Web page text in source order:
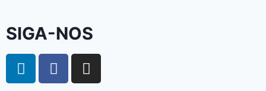
SIGA-NOS